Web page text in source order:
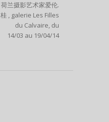
荷兰摄影艺术家爱伦.
桂 , galerie Les Filles
du Calvaire, du
14/03 au 19/04/14